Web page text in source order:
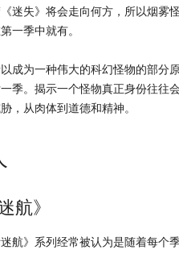
迷失》将会走向何方，所以烟雾
一季中就有。
成为一种伟大的科幻怪物的部分
季。揭示一个怪物真正身份往往
，从肉体到道德和精神。
航》
航》系列经常被认为是随着每个